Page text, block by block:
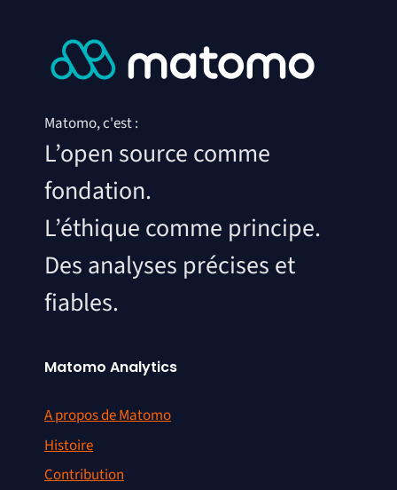
Matomo, c'est :
L’open source comme
fondation.
L’éthique comme principe.
Des analyses précises et
fiables.
Matomo Analytics
A propos de Matomo
Histoire
Contribution